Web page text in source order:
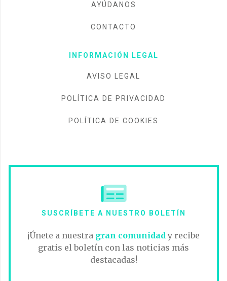
AYÚDANOS
CONTACTO
INFORMACIÓN LEGAL
AVISO LEGAL
POLÍTICA DE PRIVACIDAD
POLÍTICA DE COOKIES
SUSCRÍBETE A NUESTRO BOLETÍN
¡Únete a nuestra gran comunidady recibe
gratis el boletín con las noticias más
destacadas!